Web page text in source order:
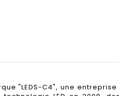
"LEDS-C4", une